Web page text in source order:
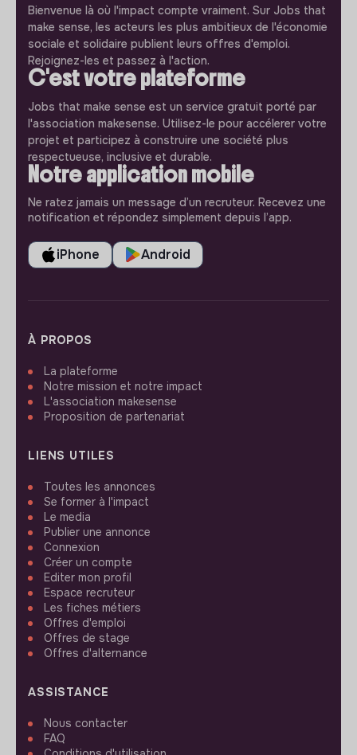
Bienvenue là où l'impact compte vraiment. Sur Jobs that
make sense, les acteurs les plus ambitieux de l'économie
sociale et solidaire publient leurs offres d'emploi.
Rejoignez-les et passez à l'action.
C'est votre plateforme
Jobs that make sense est un service gratuit porté par
l'association makesense. Utilisez-le pour accélerer votre
projet et participez à construire une société plus
respectueuse, inclusive et durable.
Notre application mobile
Ne ratez jamais un message d’un recruteur. Recevez une
notification et répondez simplement depuis l’app.
iPhone Android
À PROPOS
La plateforme
Notre mission et notre impact
L'association makesense
Proposition de partenariat
LIENS UTILES
Toutes les annonces
Se former à l'impact
Le media
Publier une annonce
Connexion
Créer un compte
Editer mon profil
Espace recruteur
Les fiches métiers
Offres d'emploi
Offres de stage
Offres d'alternance
ASSISTANCE
Nous contacter
FAQ